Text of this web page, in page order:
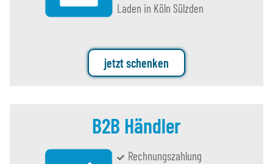
Laden in Köln Sülzden
jetzt schenken
B2B Händler
Rechnungszahlung